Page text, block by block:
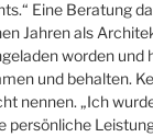
Eine Beratung
Jahren als
worden und
und behalten.
nennen. „Ich
persönliche